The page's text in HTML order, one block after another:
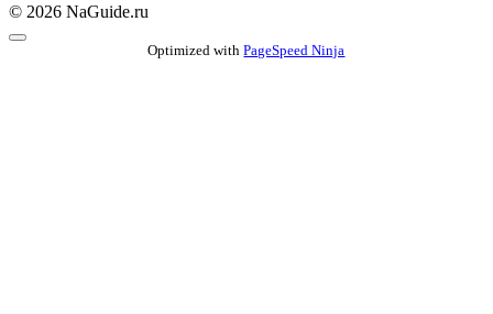
© 2026 NaGuide.ru
Optimized withPageSpeed Ninja